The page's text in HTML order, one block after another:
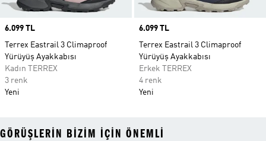
Price
6.099 TL
Terrex Eastrail 3 Climaproof
Yürüyüş Ayakkabısı
Kadın TERREX
3 renk
Yeni
Price
6.099 TL
Terrex Eastrail 3 Climaproof
Yürüyüş Ayakkabısı
Erkek TERREX
4 renk
Yeni
GÖRÜŞLERIN BIZIM IÇIN ÖNEMLI